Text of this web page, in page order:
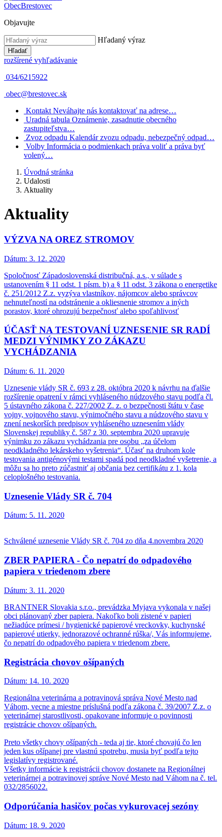
ObecBrestovec
Objavujte
Hľadaný výraz
Hľadať
rozšírené vyhľadávanie
034/6215922
obec@brestovec.sk
Kontakt Neváhajte nás kontaktovať na adrese…
Uradná tabula Oznámenie, zasadnutie obecného
zastupiteľstva…
Zvoz odpadu Kalendár zvozu odpadu, nebezpečný odpad…
Volby Informácia o podmienkach práva voliť a práva byť
volený…
Úvodná stránka
Udalosti
Aktuality
Aktuality
VÝZVA NA OREZ STROMOV
Dátum: 3. 12. 2020
Spoločnosť Západoslovenská distribučná, a.s., v súlade s
ustanovením § 11 odst. 1 písm. b) a § 11 odst. 3 zákona o energetike
č. 251/2012 Z.z. vyzýva vlastníkov, nájomcov alebo správcov
nehnuteľností na odstránenie a okliesnenie stromov a iných
porastov, ktoré ohrozujú bezpečnosť alebo spoľahlivosť
ÚČASŤ NA TESTOVANÍ UZNESENIE SR RADÍ
MEDZI VÝNIMKY ZO ZÁKAZU
VYCHÁDZANIA
Dátum: 6. 11. 2020
Uznesenie vlády SR č. 693 z 28. októbra 2020 k návrhu na ďalšie
rozšírenie opatrení v rámci vyhláseného núdzového stavu podľa čl.
5 ústavného zákona č. 227/2002 Z. z. o bezpečnosti štátu v čase
vojny, vojnového stavu, výnimočného stavu a núdzového stavu v
znení neskorších predpisov vyhláseného uznesením vlády
Slovenskej republiky č. 587 z 30. septembra 2020 upravuje
výnimku zo zákazu vychádzania pre osobu „za účelom
neodkladného lekárskeho vyšetrenia“. Účasť na druhom kole
testovania antigénovými testami spadá pod neodkladné vyšetrenie, a
môžu sa ho preto zúčastniť aj občania bez certifikátu z 1. kola
celoplošného testovania.
Uznesenie Vlády SR č. 704
Dátum: 5. 11. 2020
Schválené uznesenie Vlády SR č. 704 zo dňa 4.novembra 2020
ZBER PAPIERA - Čo nepatrí do odpadového
papiera v triedenom zbere
Dátum: 3. 11. 2020
BRANTNER Slovakia s.r.o., prevádzka Myjava vykonala v našej
obci plánovaný zber papiera. Nakoľko boli zistené v papieri
nežiadúce prímesi / hygienické papierové vreckovky, kuchynské
papierové utierky, jednorazové ochranné rúška/, Vás informujeme,
čo nepatrí do odpadového papiera v triedenom zbere.
Registrácia chovov ošípaných
Dátum: 14. 10. 2020
Regionálna veterinárna a potravinová správa Nové Mesto nad
Váhom, vecne a miestne príslušná podľa zákona č. 39/2007 Z.z. o
veterinárnej starostlivosti, opakovane informuje o povinnosti
registrácie chovov ošípaných.
Preto všetky chovy ošípaných - teda aj tie, ktoré chovajú čo len
jeden kus ošípanej pre vlastnú spotrebu, musia byť podľa tejto
legislatívy registrované.
Všetky informácie k registrácii chovov dostanete na Regionálnej
veterinárnej a potravinovej správe Nové Mesto nad Váhom na č. tel.
032/2856022.
Odporúčania hasičov počas vykurovacej sezóny
Dátum: 18. 9. 2020